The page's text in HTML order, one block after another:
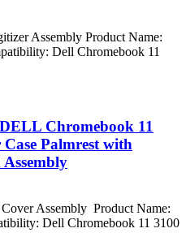
Assembly Product Name:
Dell Chromebook 11
Chromebook 11
Palmrest with
Assembly Product Name:
Dell Chromebook 11 3100